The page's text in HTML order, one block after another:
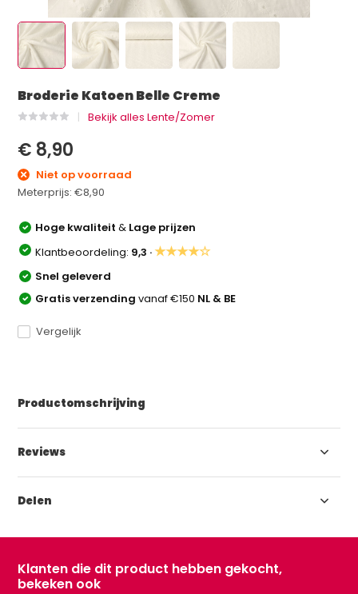
Broderie Katoen Belle Creme
Bekijk alles Lente/Zomer
€ 8,90
Niet op voorraad
Meterprijs:€8,90
Hoge kwaliteit& Lage prijzen
Klantbeoordeling: 9,3 ·★★★★☆
Snel geleverd
Gratis verzendingvanaf €150 NL & BE
Vergelijk
Productomschrijving
Reviews
Delen
Klanten die dit product hebben gekocht,
bekeken ook